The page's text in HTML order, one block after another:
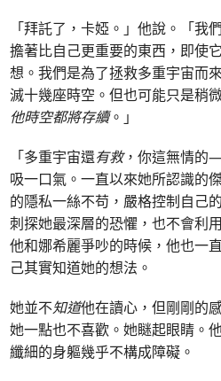
「拜託了，卡婭。」他說。「我
擔著比自己更重要的東西，即使
想。我們是為了拯救多重宇宙而
滅十幾座時空。但也可能只是稍
他時空都將存續。」
「多重宇宙還有救，你這無情的
吸一口氣。一直以來她所認識的
的隱私一絲不苟，嚴格控制自己
刺探她最深層的恐懼，也不會利
他和娜希麗爭吵的時候，他也一
己其實知道她的想法。
她並不知道他在讀心，但剛剛的
她一點也不喜歡。她瞇起眼睛。
纖細的身軀幾乎不構成障礙。